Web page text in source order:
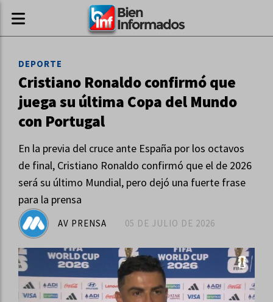
Cristiano Ronaldo confirmó que
juega su última Copa del Mundo
con Portugal
En la previa del cruce ante España por los octavos
de final, Cristiano Ronaldo confirmó que el de 2026
será su último Mundial, pero dejó una fuerte frase
para la prensa
DEPORTE
05 DE JULIO DE 2026
AV PRENSA